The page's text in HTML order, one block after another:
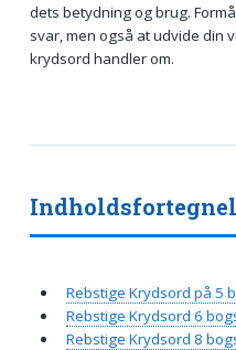
dets betydning og brug.
svar, men også at udvide din
krydsord handler om.
Rebstige Krydsord på 5
Rebstige Krydsord 6
Rebstige Krydsord 8